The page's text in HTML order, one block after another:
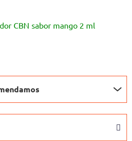
CBN sabor mango 2 ml